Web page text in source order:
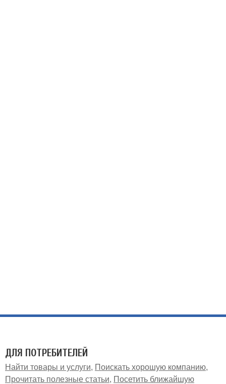
ДЛЯ ПОТРЕБИТЕЛЕЙ
Найти товары и услуги
Поискать хорошую компанию
Прочитать полезные статьи
Посетить ближайшую